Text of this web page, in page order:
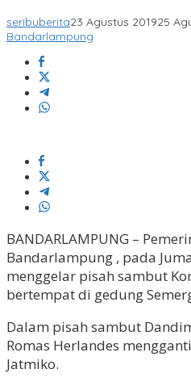
seribuberita23 Agustus 201925
Bandarlampung
BANDARLAMPUNG –
Bandarlampung , pada
menggelar pisah sambut
bertempat di gedung
Dalam pisah sambut
Romas Herlandes
Jatmiko.